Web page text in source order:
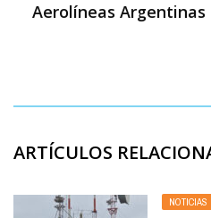
Aerolíneas
ARTÍCULOS
NOTICIAS